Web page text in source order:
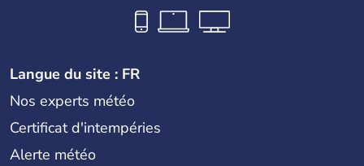
Langue du site : FR
Nos experts météo
Certificat d'intempéries
Alerte météo